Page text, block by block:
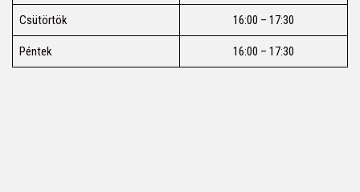
Csütörtök 16:00 – 17:30
Péntek 16:00 – 17:30